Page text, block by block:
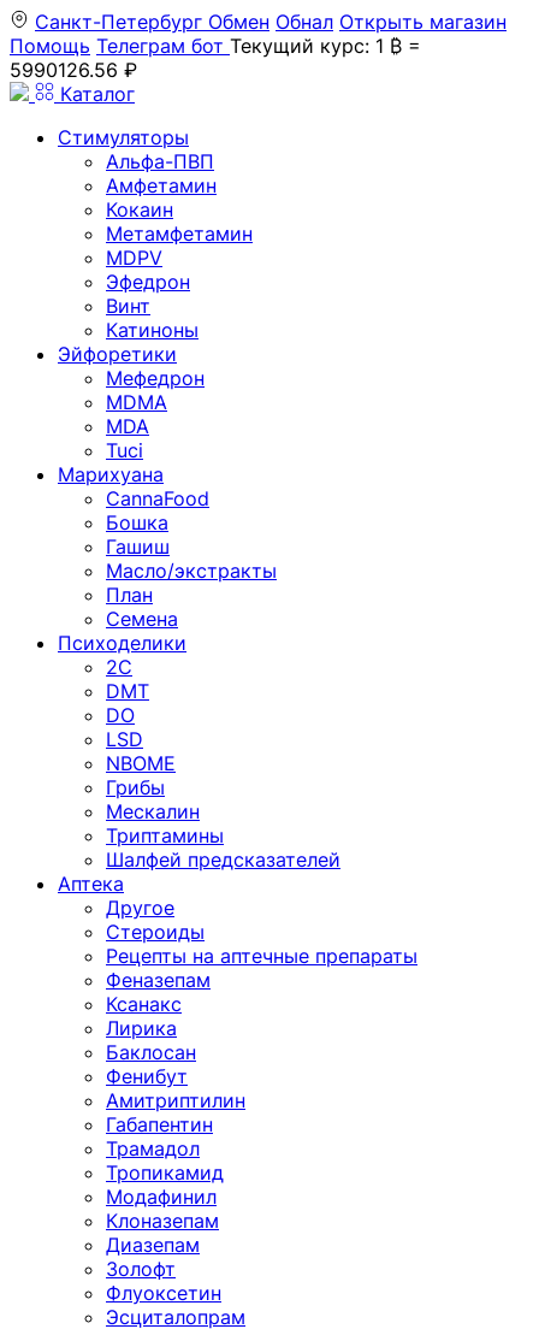
Санкт-Петербург Обмен Обнал Открыть магазин
Помощь Телеграм бот Текущий курс: 1 ₿ =
5990126.56 ₽
Каталог
Стимуляторы
Альфа-ПВП
Амфетамин
Кокаин
Метамфетамин
MDPV
Эфедрон
Винт
Катиноны
Эйфоретики
Мефедрон
MDMA
MDA
Tuci
Марихуана
CannaFood
Бошка
Гашиш
Масло/экстракты
План
Семена
Психоделики
2C
DMT
DO
LSD
NBOME
Грибы
Мескалин
Триптамины
Шалфей предсказателей
Аптека
Другое
Стероиды
Рецепты на аптечные препараты
Феназепам
Ксанакс
Лирика
Баклосан
Фенибут
Амитриптилин
Габапентин
Трамадол
Тропикамид
Модафинил
Клоназепам
Диазепам
Золофт
Флуоксетин
Эсциталопрам